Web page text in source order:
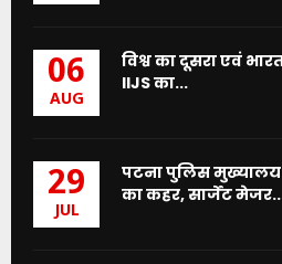
06
AUG
विश्व का दूसरा एवं
IIJS का...
29
JUL
पटना पुलिस मुख्यालय
का कहर, सार्जेंट